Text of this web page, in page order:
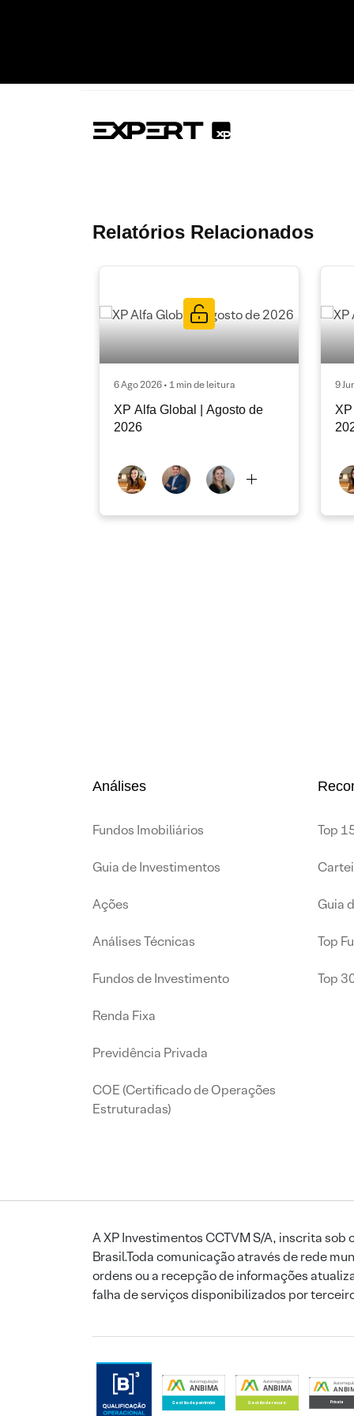
Relatórios Relacionados
6 Ago 2026 • 1 min de leitura
XP Alfa Global | Agosto de
2026
9
Análises
Fundos Imobiliários
Guia de Investimentos
Ações
Análises Técnicas
Fundos de Investimento
Renda Fixa
Previdência Privada
COE (Certificado de Operações
Estruturadas)
Top
Guia
Top
Top
A XP Investimentos CCTVM S/A, inscrita
Brasil.Toda comunicação através de rede
ordens ou a recepção de informações
falha de serviços disponibilizados por